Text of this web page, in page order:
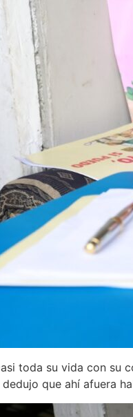
toda su vida con su
dedujo que ahí afuera